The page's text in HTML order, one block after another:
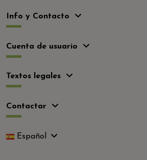
Info y Contacto
Cuenta de usuario
Textos legales
Contactar
Español